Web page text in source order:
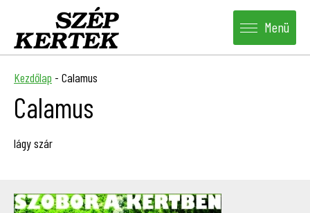
Menü
Kezdőlap - Calamus
Calamus
lágy szár